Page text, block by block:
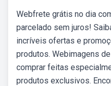
Webfrete grátis no dia
parcelado sem juros!
incríveis ofertas e
produtos. Webimagens
comprar feitas
produtos exclusivos.